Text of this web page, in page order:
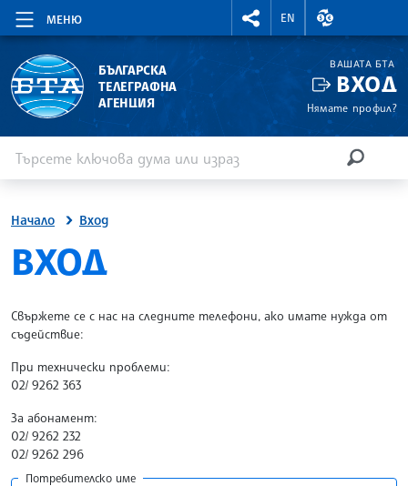
МЕНЮ
RIGHTMENU.SOCIAL
EN
ВАЛУТНИ
БЪЛГАРСКА
ТЕЛЕГРАФНА
АГЕНЦИЯ
ВАШАТА БТА
ВХОД
Нямате профил?
Начало Вход
SITE.BTA
ВХОД
Свържете се с нас на следните телефони, ако имате нужда от
съдействие:
При технически проблеми:
02/ 9262 363
За абонамент:
02/ 9262 232
02/ 9262 296
Потребителско име